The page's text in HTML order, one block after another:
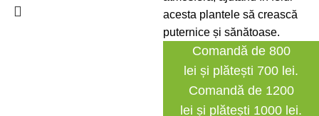
acesta plantele să crească
puternice și sănătoase.
Comandă de 800
lei și plătești 700 lei.
Comandă de 1200
lei și plătești 1000 lei.